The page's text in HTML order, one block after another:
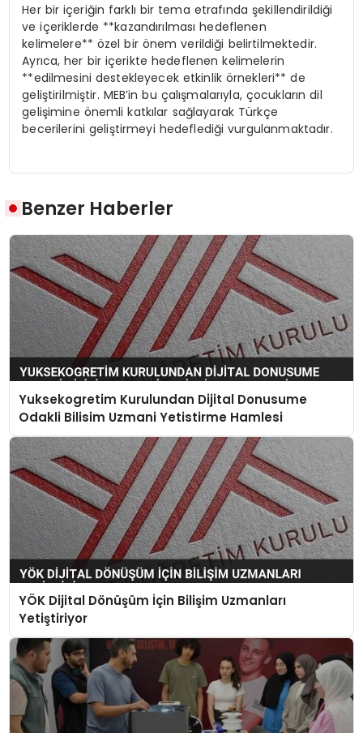
Her bir içeriğin farklı bir tema etrafında şekillendirildiği
ve içeriklerde **kazandırılması hedeflenen
kelimelere** özel bir önem verildiği belirtilmektedir.
Ayrıca, her bir içerikte hedeflenen kelimelerin
**edilmesini destekleyecek etkinlik örnekleri** de
geliştirilmiştir. MEB’in bu çalışmalarıyla, çocukların dil
gelişimine önemli katkılar sağlayarak Türkçe
becerilerini geliştirmeyi hedeflediği vurgulanmaktadır.
Benzer Haberler
Yuksekogretim Kurulundan Dijital Donusume
Odakli Bilisim Uzmani Yetistirme Hamlesi
YÖK Dijital Dönüşüm İçin Bilişim Uzmanları
Yetiştiriyor